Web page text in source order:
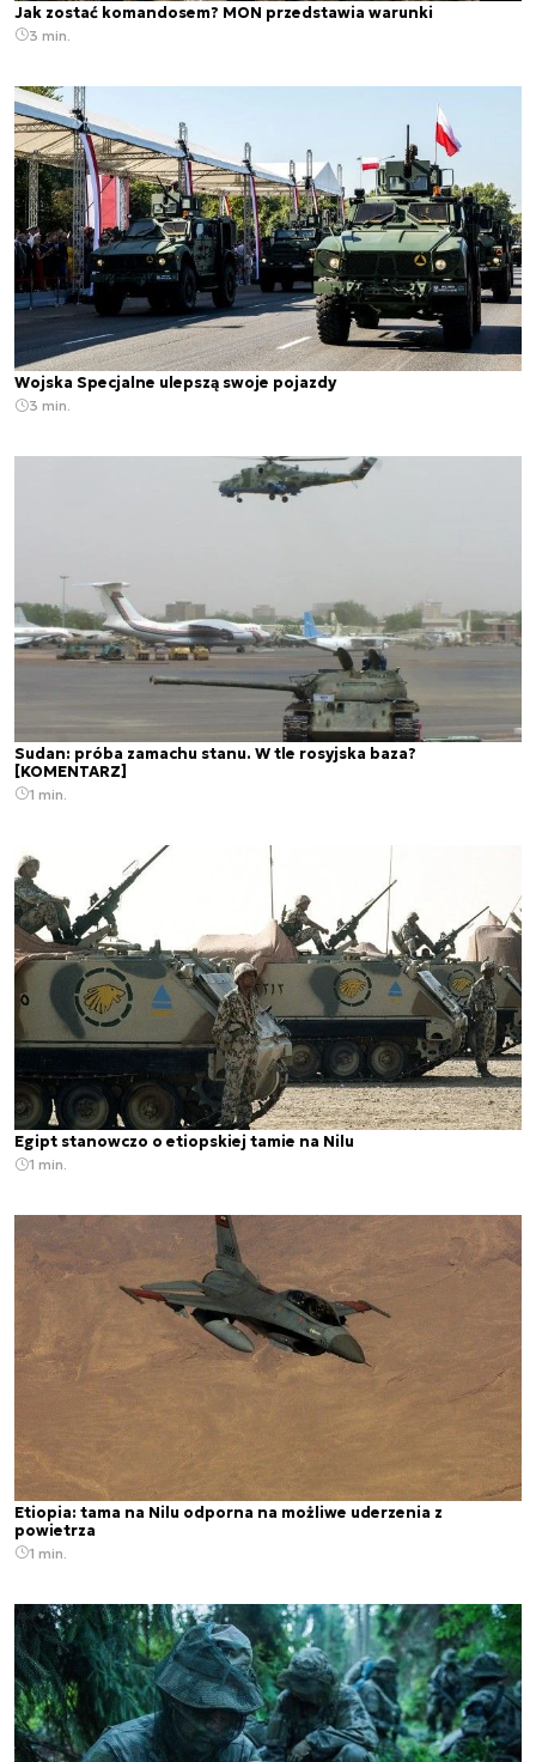
Jak zostać komandosem? MON przedstawia warunki
3 min.
Wojska Specjalne ulepszą swoje pojazdy
3 min.
Sudan: próba zamachu stanu. W tle rosyjska baza?
[KOMENTARZ]
1 min.
Egipt stanowczo o etiopskiej tamie na Nilu
1 min.
Etiopia: tama na Nilu odporna na możliwe uderzenia z
powietrza
1 min.